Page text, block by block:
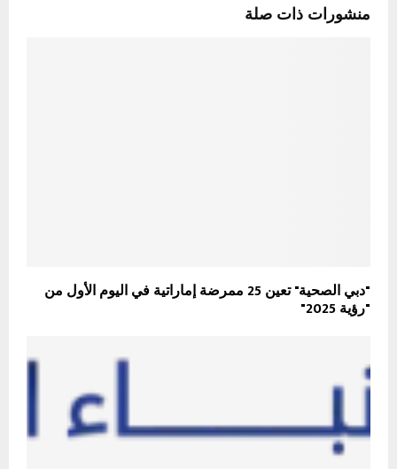
منشورات ذات صلة
"دبي الصحية" تعين 25 ممرضة إماراتية في اليوم الأول من
"رؤية 2025"